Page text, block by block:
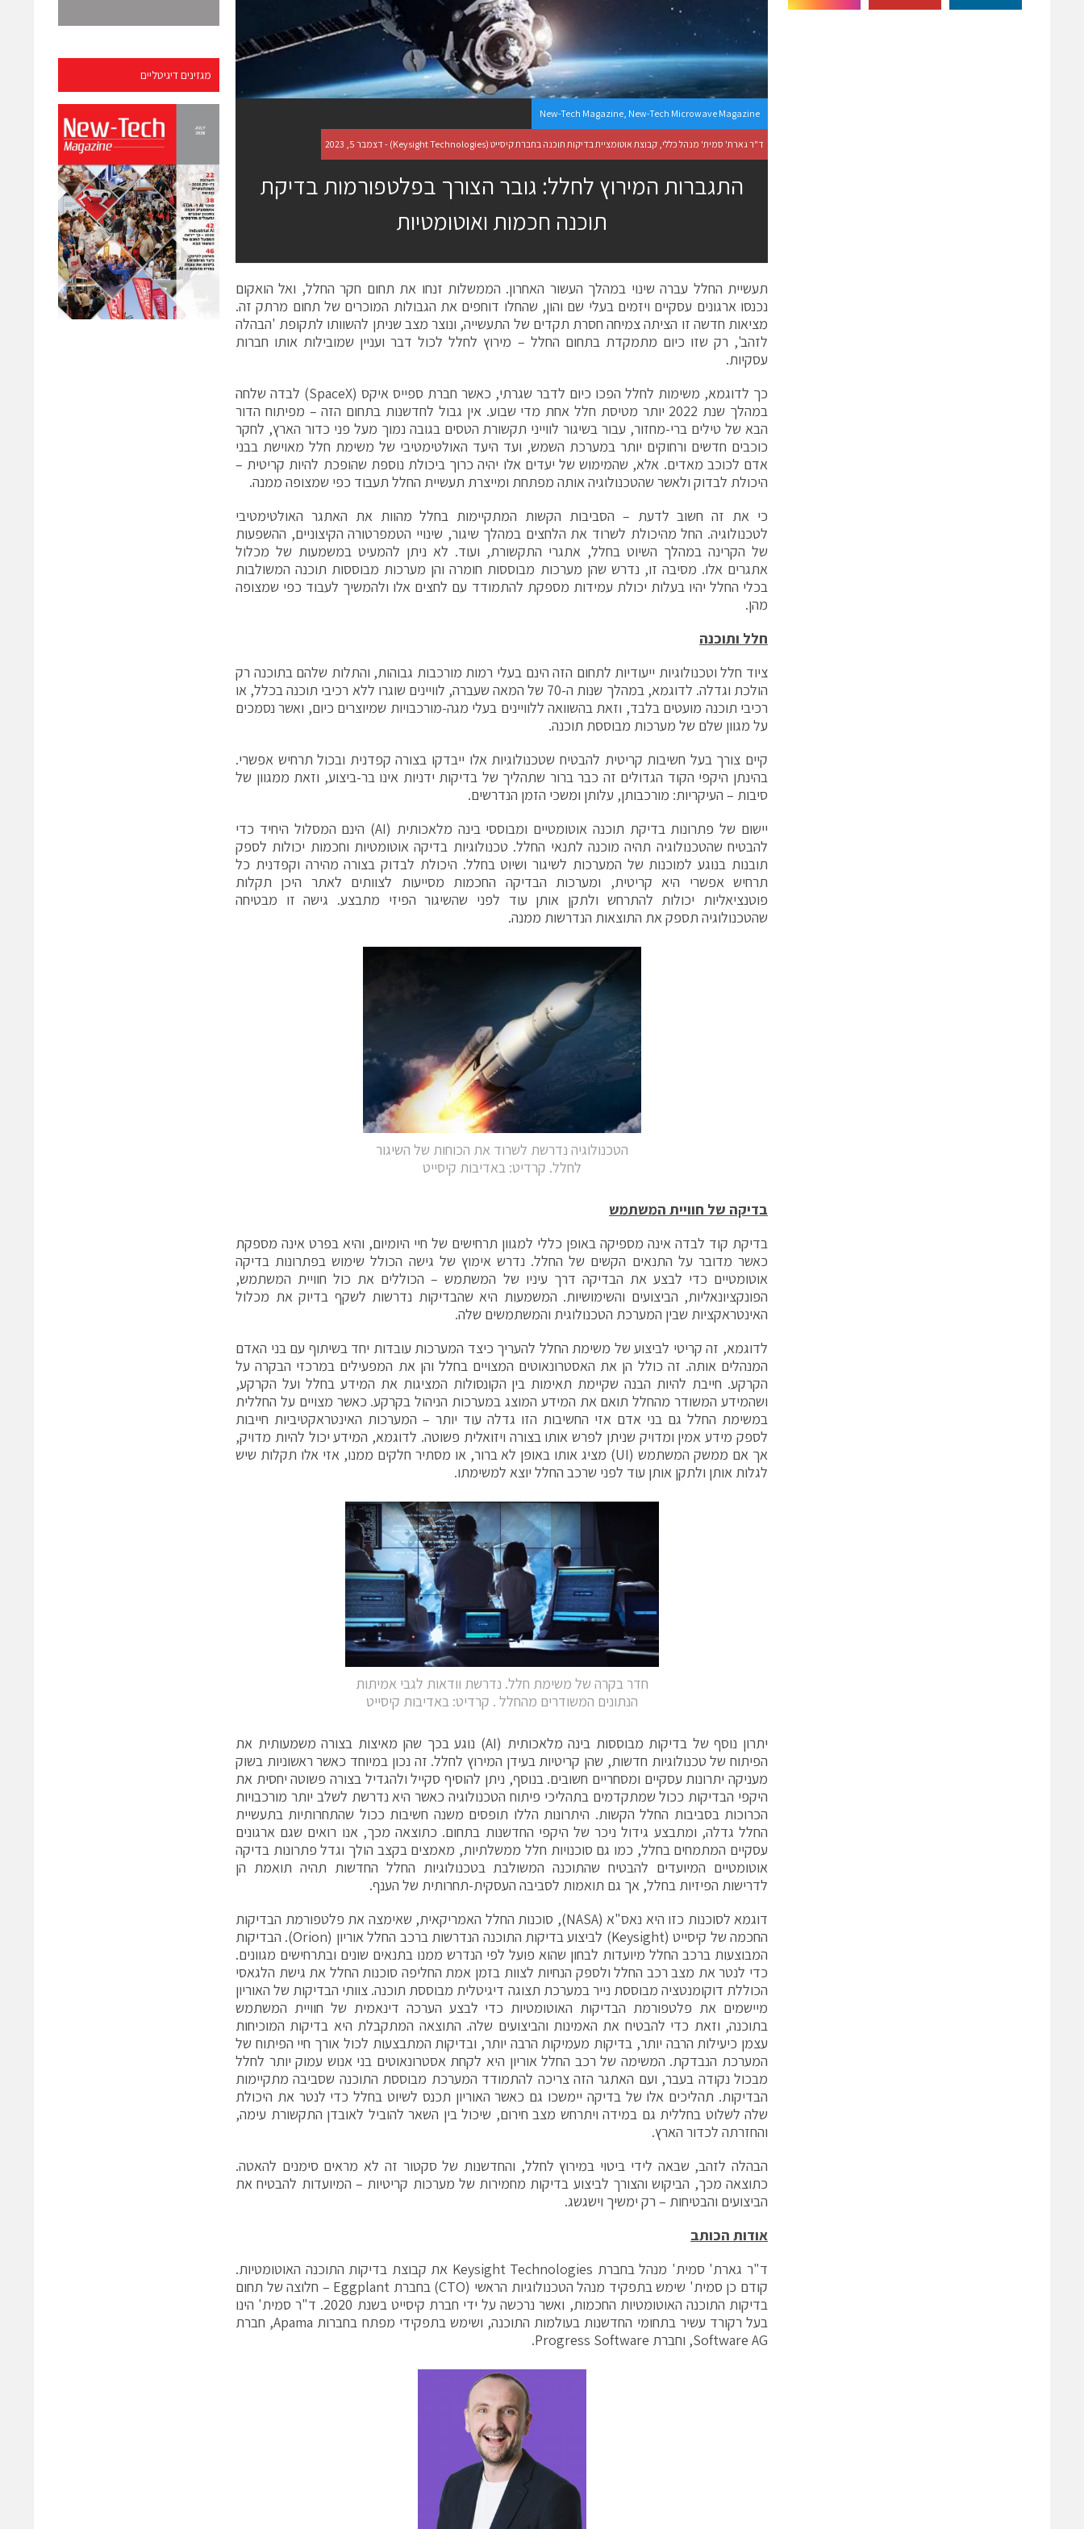
מגזינים דיגיטליים
New-Tech Magazine, New-Tech Microwave Magazine
ד"ר גארת' סמית' מנהל כללי, קבוצת אוטומציית בדיקות תוכנה בחברת קיסייט (Keysight Technologies) - דצמבר 5, 2023
התגברות המירוץ לחלל: גובר הצורך בפלטפורמות בדיקת
תוכנה חכמות ואוטומטיות
תעשיית החלל עברה שינוי במהלך העשור האחרון. הממשלות זנחו את תחום חקר החלל, ואל הואקום
נכנסו ארגונים עסקיים ויזמים בעלי שם והון, שהחלו דוחפים את הגבולות המוכרים של תחום מרתק זה.
מציאות חדשה זו הציתה צמיחה חסרת תקדים של התעשייה, ונוצר מצב שניתן להשוותו לתקופת 'הבהלה
לזהב', רק שזו כיום מתמקדת בתחום החלל – מירוץ לחלל לכול דבר ועניין שמובילות אותו חברות
עסקיות.
כך לדוגמא, משימות לחלל הפכו כיום לדבר שגרתי, כאשר חברת ספייס איקס (SpaceX) לבדה שלחה
במהלך שנת 2022 יותר מטיסת חלל אחת מדי שבוע. אין גבול לחדשנות בתחום הזה – מפיתוח הדור
הבא של טילים ברי-מחזור, עבור בשיגור לווייני תקשורת הטסים בגובה נמוך מעל פני כדור הארץ, לחקר
כוכבים חדשים ורחוקים יותר במערכת השמש, ועד היעד האולטימטיבי של משימת חלל מאוישת בבני
אדם לכוכב מאדים. אלא, שהמימוש של יעדים אלו יהיה כרוך ביכולת נוספת שהופכת להיות קריטית –
היכולת לבדוק ולאשר שהטכנולוגיה אותה מפתחת ומייצרת תעשיית החלל תעבוד כפי שמצופה ממנה.
כי את זה חשוב לדעת – הסביבות הקשות המתקיימות בחלל מהוות את האתגר האולטימטיבי
לטכנולוגיה. החל מהיכולת לשרוד את הלחצים במהלך שיגור, שינויי הטמפרטורה הקיצוניים, ההשפעות
של הקרינה במהלך השיוט בחלל, אתגרי התקשורת, ועוד. לא ניתן להמעיט במשמעות של מכלול
אתגרים אלו. מסיבה זו, נדרש שהן מערכות מבוססות חומרה והן מערכות מבוססות תוכנה המשולבות
בכלי החלל יהיו בעלות יכולת עמידות מספקת להתמודד עם לחצים אלו ולהמשיך לעבוד כפי שמצופה
מהן.
חלל ותוכנה
ציוד חלל וטכנולוגיות ייעודיות לתחום הזה הינם בעלי רמות מורכבות גבוהות, והתלות שלהם בתוכנה רק
הולכת וגדלה. לדוגמא, במהלך שנות ה-70 של המאה שעברה, לוויינים שוגרו ללא רכיבי תוכנה בכלל, או
רכיבי תוכנה מועטים בלבד, וזאת בהשוואה ללוויינים בעלי מגה-מורכבויות שמיוצרים כיום, ואשר נסמכים
על מגוון שלם של מערכות מבוססת תוכנה.
קיים צורך בעל חשיבות קריטית להבטיח שטכנולוגיות אלו ייבדקו בצורה קפדנית ובכול תרחיש אפשרי.
בהינתן היקפי הקוד הגדולים זה כבר ברור שתהליך של בדיקות ידניות אינו בר-ביצוע, וזאת ממגוון של
סיבות – העיקריות: מורכבותן, עלותן ומשכי הזמן הנדרשים.
יישום של פתרונות בדיקת תוכנה אוטומטיים ומבוססי בינה מלאכותית (AI) הינם המסלול היחיד כדי
להבטיח שהטכנולוגיה תהיה מוכנה לתנאי החלל. טכנולוגיות בדיקה אוטומטיות וחכמות יכולות לספק
תובנות בנוגע למוכנות של המערכות לשיגור ושיוט בחלל. היכולת לבדוק בצורה מהירה וקפדנית כל
תרחיש אפשרי היא קריטית, ומערכות הבדיקה החכמות מסייעות לצוותים לאתר היכן תקלות
פוטנציאליות יכולות להתרחש ולתקן אותן עוד לפני שהשיגור הפיזי מתבצע. גישה זו מבטיחה
שהטכנולוגיה תספק את התוצאות הנדרשות ממנה.
הטכנולוגיה נדרשת לשרוד את הכוחות של השיגור
לחלל. קרדיט: באדיבות קיסייט
בדיקה של חוויית המשתמש
בדיקת קוד לבדה אינה מספיקה באופן כללי למגוון תרחישים של חיי היומיום, והיא בפרט אינה מספקת
כאשר מדובר על התנאים הקשים של החלל. נדרש אימוץ של גישה הכולל שימוש בפתרונות בדיקה
אוטומטיים כדי לבצע את הבדיקה דרך עיניו של המשתמש – הכוללים את כול חוויית המשתמש,
הפונקציונאליות, הביצועים והשימושיות. המשמעות היא שהבדיקות נדרשות לשקף בדיוק את מכלול
האינטראקציות שבין המערכת הטכנולוגית והמשתמשים שלה.
לדוגמא, זה קריטי לביצוע של משימת החלל להעריך כיצד המערכות עובדות יחד בשיתוף עם בני האדם
המנהלים אותה. זה כולל הן את האסטרונאוטים המצויים בחלל והן את המפעילים במרכזי הבקרה על
הקרקע. חייבת להיות הבנה שקיימת תאימות בין הקונסולות המציגות את המידע בחלל ועל הקרקע,
ושהמידע המשודר מהחלל תואם את המידע המוצג במערכות הניהול בקרקע. כאשר מצויים על החללית
במשימת החלל גם בני אדם אזי החשיבות הזו גדלה עוד יותר – המערכות האינטראקטיביות חייבות
לספק מידע אמין ומדויק שניתן לפרש אותו בצורה ויזואלית פשוטה. לדוגמא, המידע יכול להיות מדויק,
אך אם ממשק המשתמש (UI) מציג אותו באופן לא ברור, או מסתיר חלקים ממנו, אזי אלו תקלות שיש
לגלות אותן ולתקן אותן עוד לפני שרכב החלל יוצא למשימתו.
חדר בקרה של משימת חלל. נדרשת וודאות לגבי אמיתות
הנתונים המשודרים מהחלל . קרדיט: באדיבות קיסייט
יתרון נוסף של בדיקות מבוססות בינה מלאכותית (AI) נוגע בכך שהן מאיצות בצורה משמעותית את
הפיתוח של טכנולוגיות חדשות, שהן קריטיות בעידן המירוץ לחלל. זה נכון במיוחד כאשר ראשוניות בשוק
מעניקה יתרונות עסקיים ומסחריים חשובים. בנוסף, ניתן להוסיף סקייל ולהגדיל בצורה פשוטה יחסית את
היקפי הבדיקות ככול שמתקדמים בתהליכי פיתוח הטכנולוגיה כאשר היא נדרשת לשלב יותר מורכבויות
הכרוכות בסביבות החלל הקשות. היתרונות הללו תופסים משנה חשיבות ככול שהתחרותיות בתעשיית
החלל גדלה, ומתבצע גידול ניכר של היקפי החדשנות בתחום. כתוצאה מכך, אנו רואים שגם ארגונים
עסקיים המתמחים בחלל, כמו גם סוכנויות חלל ממשלתיות, מאמצים בקצב הולך וגדל פתרונות בדיקה
אוטומטיים המיועדים להבטיח שהתוכנה המשולבת בטכנולוגיות החלל החדשות תהיה תואמת הן
לדרישות הפיזיות בחלל, אך גם תואמות לסביבה העסקית-תחרותית של הענף.
דוגמא לסוכנות כזו היא נאס"א (NASA), סוכנות החלל האמריקאית, שאימצה את פלטפורמת הבדיקות
החכמה של קיסייט (Keysight) לביצוע בדיקות התוכנה הנדרשות ברכב החלל אוריון (Orion). הבדיקות
המבוצעות ברכב החלל מיועדות לבחון שהוא פועל לפי הנדרש ממנו בתנאים שונים ובתרחישים מגוונים.
כדי לנטר את מצב רכב החלל ולספק הנחיות לצוות בזמן אמת החליפה סוכנות החלל את גישת הלגאסי
הכוללת דוקומנטציה מבוססת נייר במערכת תצוגה דיגיטלית מבוססת תוכנה. צוותי הבדיקות של האוריון
מיישמים את פלטפורמת הבדיקות האוטומטיות כדי לבצע הערכה דינאמית של חוויית המשתמש
בתוכנה, וזאת כדי להבטיח את האמינות והביצועים שלה. התוצאה המתקבלת היא בדיקות המוכיחות
עצמן כיעילות הרבה יותר, בדיקות מעמיקות הרבה יותר, ובדיקות המתבצעות לכול אורך חיי הפיתוח של
המערכת הנבדקת. המשימה של רכב החלל אוריון היא לקחת אסטרונאוטים בני אנוש עמוק יותר לחלל
מבכול נקודה בעבר, ועם האתגר הזה צריכה להתמודד המערכת מבוססת התוכנה שסביבה מתקיימות
הבדיקות. תהליכים אלו של בדיקה יימשכו גם כאשר האוריון תכנס לשיוט בחלל כדי לנטר את היכולת
שלה לשלוט בחללית גם במידה ויתרחש מצב חירום, שיכול בין השאר להוביל לאובדן התקשורת עימה,
והחזרתה לכדור הארץ.
הבהלה לזהב, שבאה לידי ביטוי במירוץ לחלל, והחדשנות של סקטור זה לא מראים סימנים להאטה.
כתוצאה מכך, הביקוש והצורך לביצוע בדיקות מחמירות של מערכות קריטיות – המיועדות להבטיח את
הביצועים והבטיחות – רק ימשיך וישגשג.
אודות הכותב
ד"ר גארת' סמית' מנהל בחברת Keysight Technologies את קבוצת בדיקות התוכנה האוטומטיות.
קודם כן סמית' שימש בתפקיד מנהל הטכנולוגיות הראשי (CTO) בחברת Eggplant – חלוצה של תחום
בדיקות התוכנה האוטומטיות החכמות, ואשר נרכשה על ידי חברת קיסייט בשנת 2020. ד"ר סמית' הינו
בעל רקורד עשיר בתחומי החדשנות בעולמות התוכנה, ושימש בתפקידי מפתח בחברות Apama, חברת
Software AG, וחברת Progress Software.